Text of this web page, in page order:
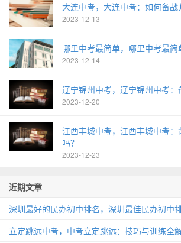
大连中考，大连中考：如何备战
2023-12-13
哪里中考最简单，哪里中考最简
2023-12-14
辽宁锦州中考，辽宁锦州中考
2023-12-20
江西丰城中考，江西丰城中考
吗？
2023-12-23
近期文章
深圳最好的民办初中排名，深圳最佳民办初中排
立定跳远中考，中考立定跳远：技巧与训练全